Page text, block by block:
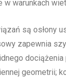
warunkach
są osłony
zapewnia
geometrii;